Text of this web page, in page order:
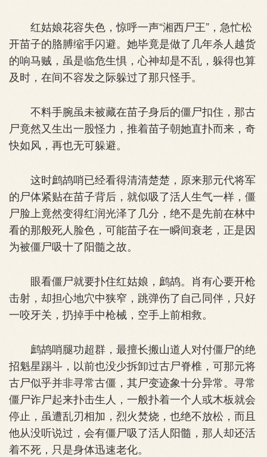
红姑娘花容失色，惊呼一声“湘西尸王”，急忙松
开苗子的胳膊缩手闪避。她毕竟是做了几年杀人越货
的响马贼，虽是临危生惧，心神却是不乱，躲得也算
及时，在间不容发之际躲过了那只怪手。
不料手腕虽未被藏在苗子身后的僵尸扣住，那古
尸竟然又生出一股怪力，推着苗子朝她直扑而来，奇
快如风，再也无可躲避。
这时鹧鸪哨已经看得清清楚楚，原来那元代将军
的尸体紧贴在苗子背后，就似吸了活人生气一样，僵
尸脸上竟然变得红润光泽了几分，绝不是先前在林中
看的那般死人脸色，可能苗子在一瞬间衰老，正是因
为被僵尸吸十了阳髓之故。
眼看僵尸就要扑住红姑娘，鹧鸪。肖有心要开枪
击射，却担心地穴中狭窄，跳弹伤了自己同伴，只好
一咬牙关，扔掉手中枪械，空手上前相救。
鹧鸪哨腿功超群，最擅长搬山道人对付僵尸的绝
招魁星踢斗，以前也没少拆卸过古尸脊椎，可那元将
古尸似乎并非寻常古僵，其尸变迹象十分异常。寻常
僵尸诈尸起来扑击生人，一般扑着一个人或木板就会
停止，虽遭乱刃相加，烈火焚烧，也绝不放松，而且
他从没听说过，会有僵尸吸了活人阳髓，那人却还活
着不死，只是身体迅速老化。